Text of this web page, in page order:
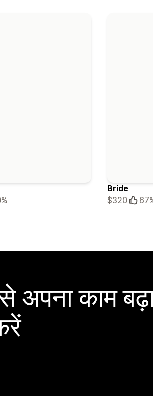
Bride
$320
अपना काम